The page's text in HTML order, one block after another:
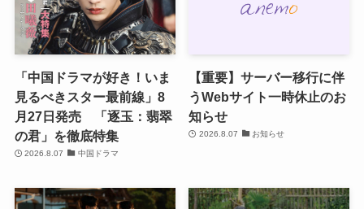
「中国ドラマが好き！いま
見るべきスター最前線」8
月27日発売 「逐玉：翡翠
の君」を徹底特集
2026.8.07 中国ドラマ
【重要】サーバー移行に伴
うWebサイト一時休止のお
知らせ
2026.8.07 お知らせ